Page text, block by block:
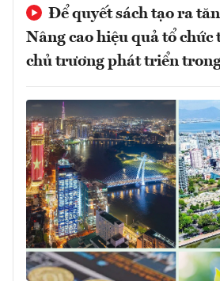
Để quyết sách tạo ra
Nâng cao hiệu quả tổ chức
chủ trương phát triển